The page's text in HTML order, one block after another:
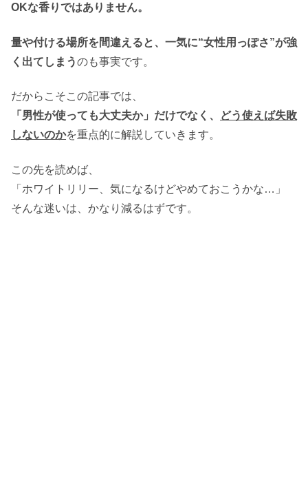
OKな香りではありません。
量や付ける場所を間違えると、一気に“女性用っぽさ”が強
く出てしまうのも事実です。
だからこそこの記事では、
「男性が使っても大丈夫か」だけでなく、
どう使えば失敗
しないのかを重点的に解説していきます。
この先を読めば、
「ホワイトリリー、気になるけどやめておこうかな…」
そんな迷いは、かなり減るはずです。